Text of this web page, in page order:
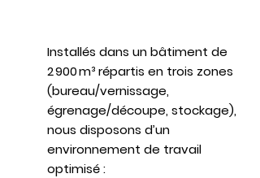
Installés dans un bâtiment de
2 900 m³ répartis en trois zones
(bureau/vernissage,
égrenage/découpe, stockage),
nous disposons d’un
environnement de travail
optimisé :